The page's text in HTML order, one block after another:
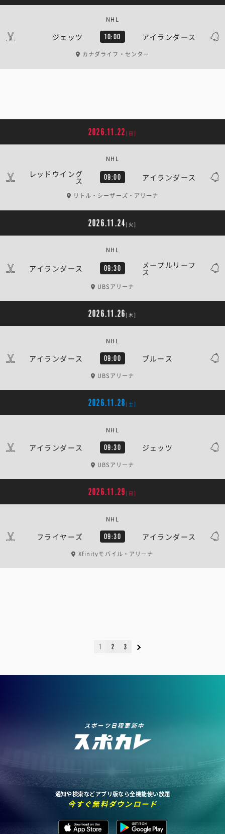
ジェッツ 10:00 アイランダース
NHL
カナダライフ・センター
2026.11.22 [日]
レッドウイング
ス 09:00 アイランダース
NHL
リトル・シーザーズ・アリーナ
2026.11.24 [火]
アイランダース 09:30 メープルリーフ
ス
NHL
UBSアリーナ
2026.11.26 [木]
アイランダース 09:00 ブルース
NHL
UBSアリーナ
2026.11.28 [土]
アイランダース 09:30 ジェッツ
NHL
UBSアリーナ
2026.11.29 [日]
フライヤーズ 09:30 アイランダース
NHL
Xfinityモバイル・アリーナ
1 2 3
スポーツ日程更新中
通知や検索などアプリ版なら全機能使い放題
今すぐ無料ダウンロード